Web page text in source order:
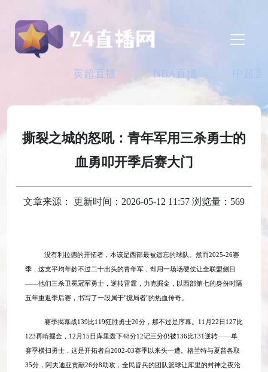
英超直播 NBA直播
撕裂之城的怒吼：青年军用三杀勇士的
血勇叩开季后赛大门
文章来源： 更新时间：2026-05-12 11:57 浏览量：569
没有利拉德的开拓者，本该是西部最被遗忘的球队。然而2025-26赛
季，这支平均年龄不过二十出头的青年军，却用一场场硬仗让全联盟侧目
——他们三杀卫冕冠军勇士，逆转雷霆，力克掘金，以西部第七的身份时隔
五年重返季后赛，书写了一段属于"搅局者"的热血传奇。
赛季揭幕战139比119狂胜勇士20分，那不过是序幕。11月22日127比
123再啃掘金，12月15日库里轰下48分12记三分仍被136比131逆转——单
赛季横扫勇士，这是开拓者自2002-03赛季以来头一遭。格兰特与夏普各取
35分，阿夫迪亚贡献26分8助攻，全民皆兵的团队篮球让库里的封神之夜沦